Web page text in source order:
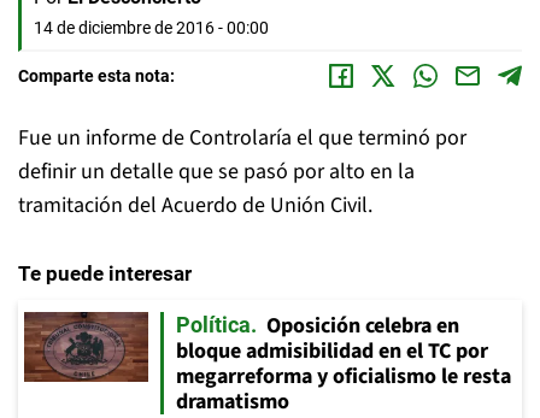
14 de diciembre de 2016 - 00:00
Comparte esta nota:
Fue un informe de Controlaría el que terminó por
definir un detalle que se pasó por alto en la
tramitación del Acuerdo de Unión Civil.
Te puede interesar
Política
Oposición celebra en
bloque admisibilidad en el TC por
megarreforma y oficialismo le resta
dramatismo